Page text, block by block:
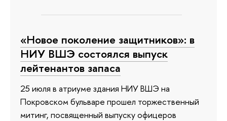
«Новое поколение защитников»: в
НИУ ВШЭ состоялся выпуск
лейтенантов запаса
25 июля в атриуме здания НИУ ВШЭ на
Покровском бульваре прошел торжественный
митинг, посвященный выпуску офицеров